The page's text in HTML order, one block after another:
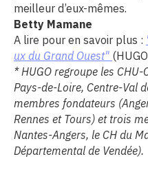
meilleur d’eux-mêmes.
Betty Mamane
A lire pour en savoir plus :
ux du Grand Ouest"
* HUGO regroupe les
Pays-de-Loire, Centre-Val
membres fondateurs
Rennes et Tours) et trois
Nantes-Angers, le CH du
Départemental de Vendée).